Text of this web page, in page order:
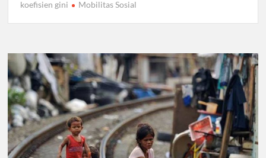
koefisien gini
Mobilitas Sosial